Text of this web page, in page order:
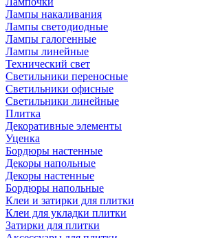
Лампы накаливания
Лампы светодиодные
Лампы галогенные
Лампы линейные
Технический свет
Светильники переносные
Светильники офисные
Светильники линейные
Плитка
Декоративные элементы
Уценка
Бордюры настенные
Декоры напольные
Декоры настенные
Бордюры напольные
Клеи и затирки для плитки
Клеи для укладки плитки
Затирки для плитки